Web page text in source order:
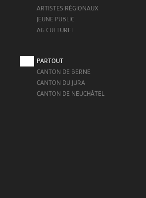
ARTISTES RÉGIONAUX
JEUNE PUBLIC
AG CULTUREL
PARTOUT
CANTON DE BERNE
CANTON DU JURA
CANTON DE NEUCHÂTEL